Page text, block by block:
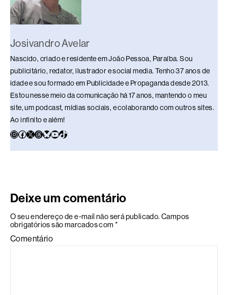
Josivandro Avelar
Nascido, criado e residente em João Pessoa, Paraíba. Sou
publicitário, redator, ilustrador e social media. Tenho 37 anos de
idade e sou formado em Publicidade e Propaganda desde 2013.
Estou nesse meio da comunicação há 17 anos, mantendo o meu
site, um podcast, mídias sociais, e colaborando com outros sites.
Ao infinito e além!
Deixe um comentário
O seu endereço de e-mail não será publicado. Campos
obrigatórios são marcados com *
Comentário